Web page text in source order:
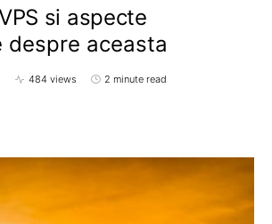
si aspecte
despre aceasta
484 views 2 minute read